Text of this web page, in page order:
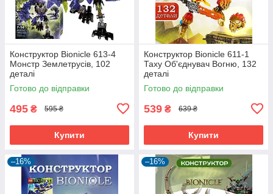
Конструктор Bionicle 613-4
Монстр Землетрусів, 102
деталі
Готово до відправки
495 ₴ 595 ₴
Купити
Конструктор Bionicle 611-1
Таху Об'єднувач Вогню, 132
деталі
Готово до відправки
539 ₴ 639 ₴
Купити
–16% –16%